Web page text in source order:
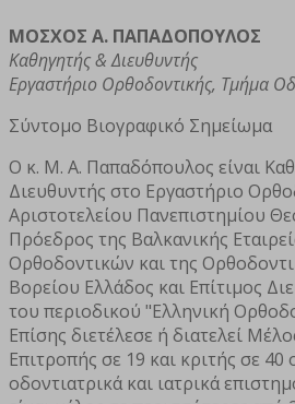
ΜΟΣΧΟΣ Α. ΠΑΠΑΔΟΠΟΥΛΟΣ
Καθηγητής & Διευθυντής
Εργαστήριο Ορθοδοντικής, Τμήμα
Σύντομο Βιογραφικό Σημείωμα
Ο κ. Μ. Α. Παπαδόπουλος είναι
Διευθυντής στο Εργαστήριο
Αριστοτελείου Πανεπιστημίου
Πρόεδρος της Βαλκανικής
Ορθοδοντικών και της
Βορείου Ελλάδος και Επίτιμος
του περιοδικού "Ελληνική
Επίσης διετέλεσε ή διατελεί
Επιτροπής σε 19 και κριτής σε 40
οδοντιατρικά και ιατρικά